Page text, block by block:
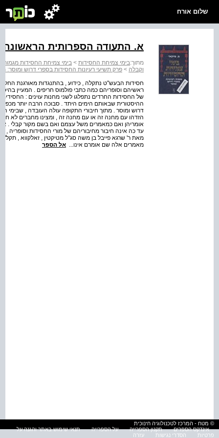
שלום אורח
א. התעודה הספרותית הראשונה
מתוך:בימי צמיחת החסידות > בימי צמיחת החסידות מגמות
וקבלה > פרק תשיעי רעיונות החסידות בספרי דרוש ומוסר:
חסידות הבעש"ט נתקלה , כידוע , בהתנגדות מאורגנת החל
ראשיהם וסופריהם כמה כתבי פולמוס חריפים . המעיין
של החסידות החרדים נתפלגו לשני מחנות עוינים :
ההיסטורית שבאותם הימים היתד . סבוכה הרבה יותר מכפי
דרוש ומוסר . מתוך חיבורי התקופה עולה העובדה , שבימי
הזדהו עם מחנה זה או עם מחנה זה , ומצינו מחברים לא
אומריהן ואם כמאמרים משל עצמם ואם בשם מקור קבלי .
עד כה אינה חיבור מחיבוריהם של מורי החסידות וסופריה ,
מאת ר' שרגא פייבל בן משה סג"ל מטיקטין , זאלקווא ,
מאמרים אלה שם אומרם אינו... אל הספר
© מטח - המרכז לטכנולוגיה חינוכית
אינדקס הספרים
תקנון הספרייה על הספרייה
תנאי שימוש באתר והגנה על
פרטיות
הסדרי נגישות עזרה